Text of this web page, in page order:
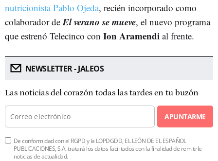
nutricionista Pablo Ojeda, recién incorporado como
colaborador de El verano se mueve, el nuevo programa
que estrenó Telecinco con Ion Aramendi al frente.
NEWSLETTER - JALEOS
Las noticias del corazón todas las tardes en tu buzón
APUNTARME
De conformidad con el RGPD y la LOPDGDD, EL LEÓN DE EL ESPAÑOL
PUBLICACIONES, S.A. tratará los datos facilitados con la finalidad de remitirle
noticias de actualidad.